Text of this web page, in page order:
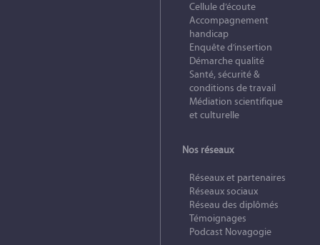
Cellule d’écoute
Accompagnement
handicap
Enquête d’insertion
Démarche qualité
Santé, sécurité &
conditions de travail
Médiation scientifique
et culturelle
Nos réseaux
Réseaux et partenaires
Réseaux sociaux
Réseau des diplômés
Témoignages
Podcast Novagogie